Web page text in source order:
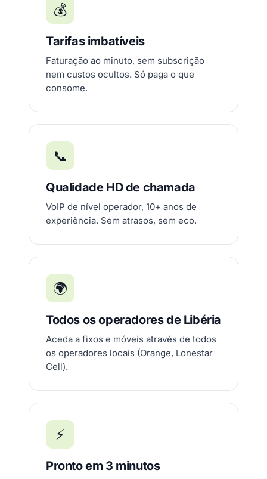
💰
Tarifas imbatíveis
Faturação ao minuto, sem subscrição
nem custos ocultos. Só paga o que
consome.
📞
Qualidade HD de chamada
VoIP de nível operador, 10+ anos de
experiência. Sem atrasos, sem eco.
🌍
Todos os operadores de Libéria
Aceda a fixos e móveis através de todos
os operadores locais (Orange, Lonestar
Cell).
⚡
Pronto em 3 minutos